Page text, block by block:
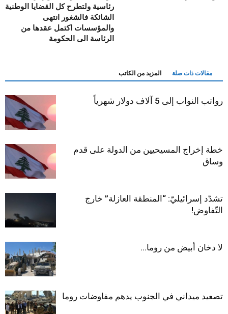
رئاسية ولتطرح كل القضايا الوطنية
الشائكة فالشغور انتهى
والمؤسسات اكتمل عقدها من
الرئاسة الى الحكومة
مقالات ذات صلة المزيد من الكاتب
رواتب النواب إلى 5 آلاف دولار شهرياً
خطة إخراج المسيحيين من الدولة على قدم
وساق
تشدّد إسرائيليّ: “المنطقة العازلة” خارج
التّفاوض!
لا دخان أبيض من روما…
تصعيد ميداني في الجنوب يدهم مفاوضات روما